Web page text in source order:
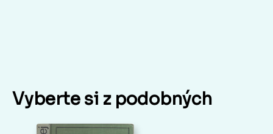
Vyberte si z podobných